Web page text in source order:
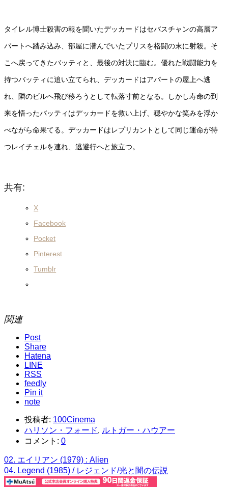
タイレル博士殺害の報を聞いたデッカードはセバスチャンの高層ア
パートへ踏み込み、部屋に潜んでいたプリスを格闘の末に射殺。そ
こへ戻ってきたバッティと、最後の対決に臨む。優れた戦闘能力を
持つバッティに追い立てられ、デッカードはアパートの屋上へ逃
れ、隣のビルへ飛び移ろうとして転落寸前となる。しかし寿命の到
来を悟ったバッティはデッカードを救い上げ、穏やかな笑みを浮か
べながら命果てる。デッカードはレプリカントとして同じ運命が待
つレイチェルを連れ、逃避行へと旅立つ。
共有:
X
Facebook
Pocket
Pinterest
Tumblr
関連
Post
Share
Hatena
LINE
RSS
feedly
Pin it
note
投稿者: 100Cinema
ハリソン・フォード, ルトガー・ハウアー
コメント: 0
02. エイリアン (1979) : Alien
04. Legend (1985) / レジェンド/光と闇の伝説